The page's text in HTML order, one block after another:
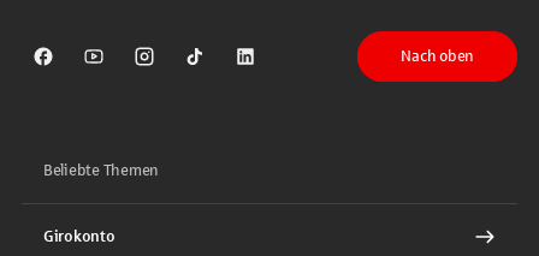
Sparkasse auf Facebook
Sparkasse auf Youtube
Sparkasse auf Instagram
Sparkasse auf TikTok
Sparkasse auf LinkedIn
Nach oben
Beliebte Themen
Girokonto